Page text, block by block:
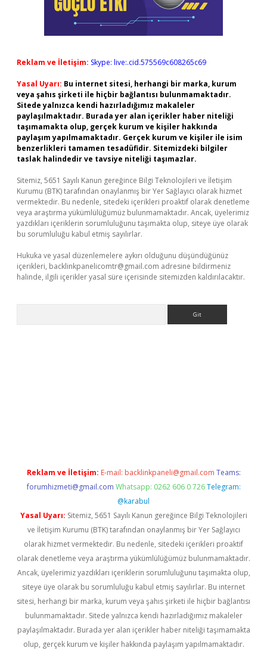
Reklam ve İletişim: Skype: live:.cid.575569c608265c69
Yasal Uyarı: Bu internet sitesi, herhangi bir marka, kurum
veya şahıs şirketi ile hiçbir bağlantısı bulunmamaktadır.
Sitede yalnızca kendi hazırladığımız makaleler
paylaşılmaktadır. Burada yer alan içerikler haber niteliği
taşımamakta olup, gerçek kurum ve kişiler hakkında
paylaşım yapılmamaktadır. Gerçek kurum ve kişiler ile isim
benzerlikleri tamamen tesadüfidir. Sitemizdeki bilgiler
taslak halindedir ve tavsiye niteliği taşımazlar.
Sitemiz, 5651 Sayılı Kanun gereğince Bilgi Teknolojileri ve İletişim
Kurumu (BTK) tarafından onaylanmış bir Yer Sağlayıcı olarak hizmet
vermektedir. Bu nedenle, sitedeki içerikleri proaktif olarak denetleme
veya araştırma yükümlülüğümüz bulunmamaktadır. Ancak, üyelerimiz
yazdıkları içeriklerin sorumluluğunu taşımakta olup, siteye üye olarak
bu sorumluluğu kabul etmiş sayılırlar.
Hukuka ve yasal düzenlemelere aykırı olduğunu düşündüğünüz
içerikleri, backlinkpanelicomtr@gmail.com adresine bildirmeniz
halinde, ilgili içerikler yasal süre içerisinde sitemizden kaldırılacaktır.
Reklam ve İletişim: E-mail: backlinkpaneli@gmail.com Teams:
forumhizmeti@gmail.com Whatsapp: 0262 606 0 726 Telegram:
@karabul
Yasal Uyarı: Sitemiz, 5651 Sayılı Kanun gereğince Bilgi Teknolojileri
ve İletişim Kurumu (BTK) tarafından onaylanmış bir Yer Sağlayıcı
olarak hizmet vermektedir. Bu nedenle, sitedeki içerikleri proaktif
olarak denetleme veya araştırma yükümlülüğümüz bulunmamaktadır.
Ancak, üyelerimiz yazdıkları içeriklerin sorumluluğunu taşımakta olup,
siteye üye olarak bu sorumluluğu kabul etmiş sayılırlar. Bu internet
sitesi, herhangi bir marka, kurum veya şahıs şirketi ile hiçbir bağlantısı
bulunmamaktadır. Sitede yalnızca kendi hazırladığımız makaleler
paylaşılmaktadır. Burada yer alan içerikler haber niteliği taşımamakta
olup, gerçek kurum ve kişiler hakkında paylaşım yapılmamaktadır.